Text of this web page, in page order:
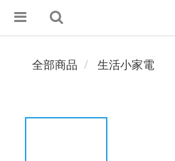
全部商品 生活小家電